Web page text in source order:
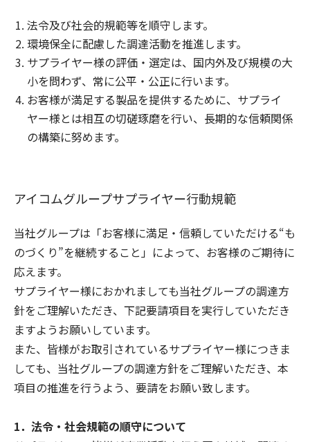
法令及び社会的規範等を順守します。
環境保全に配慮した調達活動を推進します。
サプライヤー様の評価・選定は、国内外及び規模の大
小を問わず、常に公平・公正に行います。
お客様が満足する製品を提供するために、サプライ
ヤー様とは相互の切磋琢磨を行い、長期的な信頼関係
の構築に努めます。
アイコムグループサプライヤー行動規範
当社グループは「お客様に満足・信頼していただける“も
のづくり”を継続すること」によって、お客様のご期待に
応えます。
サプライヤー様におかれましても当社グループの調達方
針をご理解いただき、下記要請項目を実行していただき
ますようお願いしています。
また、皆様がお取引されているサプライヤー様につきま
しても、当社グループの調達方針をご理解いただき、本
項目の推進を行うよう、要請をお願い致します。
1．法令・社会規範の順守について